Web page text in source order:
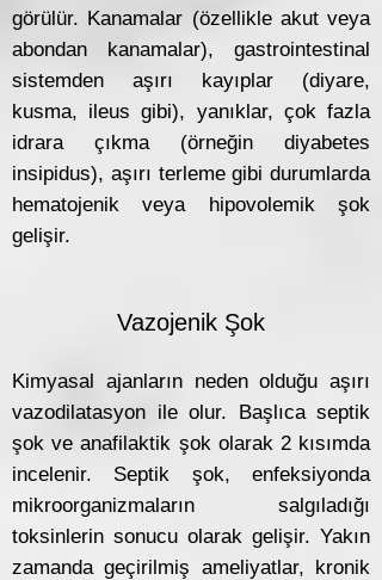
görülür. Kanamalar (özellikle akut veya
abondan kanamalar), gastrointestinal
sistemden aşırı kayıplar (diyare,
kusma, ileus gibi), yanıklar, çok fazla
idrara çıkma (örneğin diyabetes
insipidus), aşırı terleme gibi durumlarda
hematojenik veya hipovolemik şok
gelişir.
Vazojenik Şok
Kimyasal ajanların neden olduğu aşırı
vazodilatasyon ile olur. Başlıca septik
şok ve anafilaktik şok olarak 2 kısımda
incelenir. Septik şok, enfeksiyonda
mikroorganizmaların salgıladığı
toksinlerin sonucu olarak gelişir. Yakın
zamanda geçirilmiş ameliyatlar, kronik